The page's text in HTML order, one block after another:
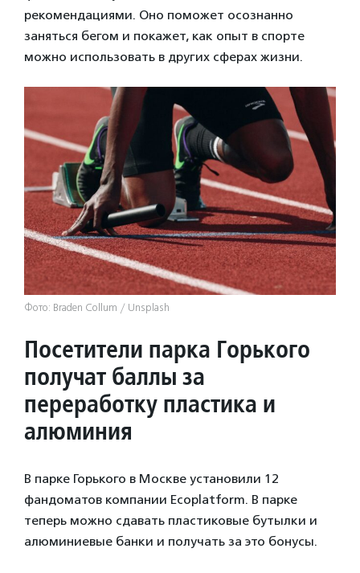
рекомендациями. Оно поможет осознанно
заняться бегом и покажет, как опыт в спорте
можно использовать в других сферах жизни.
Фото: Braden Collum / Unsplash
Посетители парка Горького
получат баллы за
переработку пластика и
алюминия
В парке Горького в Москве установили 12
фандоматов компании Ecoplatform. В парке
теперь можно сдавать пластиковые бутылки и
алюминиевые банки и получать за это бонусы.